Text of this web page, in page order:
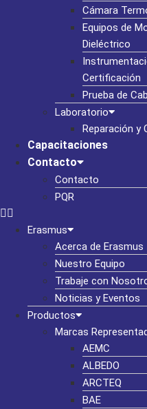
Cámara
Equipos de
Dieléctrico
Certificación
Prueba de
Laboratorio
Reparación y
Capacitaciones
Contacto
Contacto
PQR
Erasmus
Acerca de Erasmus
Nuestro Equipo
Trabaje con
Noticias y Eventos
Productos
Marcas
AEMC
ALBEDO
ARCTEQ
BAE